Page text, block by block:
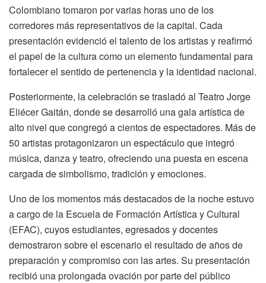
Colombiano tomaron por varias horas uno de los
corredores más representativos de la capital. Cada
presentación evidenció el talento de los artistas y reafirmó
el papel de la cultura como un elemento fundamental para
fortalecer el sentido de pertenencia y la identidad nacional.
Posteriormente, la celebración se trasladó al Teatro Jorge
Eliécer Gaitán, donde se desarrolló una gala artística de
alto nivel que congregó a cientos de espectadores. Más de
50 artistas protagonizaron un espectáculo que integró
música, danza y teatro, ofreciendo una puesta en escena
cargada de simbolismo, tradición y emociones.
Uno de los momentos más destacados de la noche estuvo
a cargo de la Escuela de Formación Artística y Cultural
(EFAC), cuyos estudiantes, egresados y docentes
demostraron sobre el escenario el resultado de años de
preparación y compromiso con las artes. Su presentación
recibió una prolongada ovación por parte del público